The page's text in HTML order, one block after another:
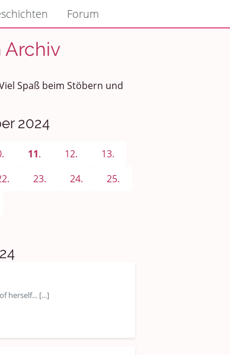
Forum
Archiv
Spaß beim Stöbern und
2024
11. 12.
13.
23. 24.
25.
herself... [...]